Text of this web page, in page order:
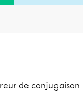
de conjugaison